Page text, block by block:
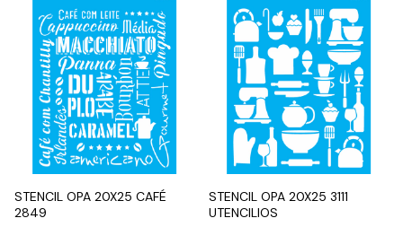
STENCIL OPA 20X25 CAFÉ
2849
STENCIL OPA 20X25 3111
UTENCILIOS